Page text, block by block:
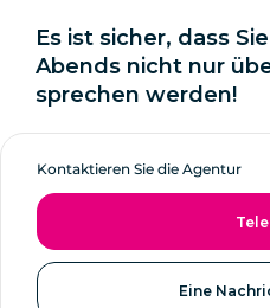
Es ist sicher, dass
Abends nicht nur
sprechen werden!
Kontaktieren Sie die Agentur
Eine